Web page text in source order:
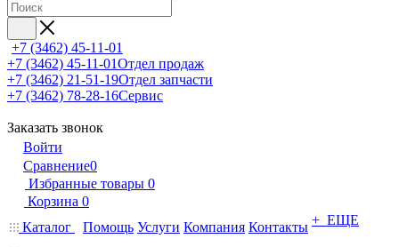
+7 (3462) 45-11-01
+7 (3462) 45-11-01Отдел продаж
+7 (3462) 21-51-19Отдел запчасти
+7 (3462) 78-28-16Сервис
Заказать звонок
Войти
Сравнение0
Избранные товары 0
Корзина 0
Каталог
Помощь Услуги Компания Контакты + ЕЩЕ